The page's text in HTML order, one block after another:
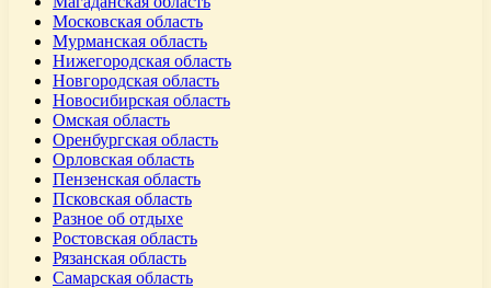
Московская область
Мурманская область
Нижегородская область
Новгородская область
Новосибирская область
Омская область
Оренбургская область
Орловская область
Пензенская область
Псковская область
Разное об отдыхе
Ростовская область
Рязанская область
Самарская область